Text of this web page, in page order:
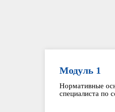
Модуль 1
Нормативные
специалиста по